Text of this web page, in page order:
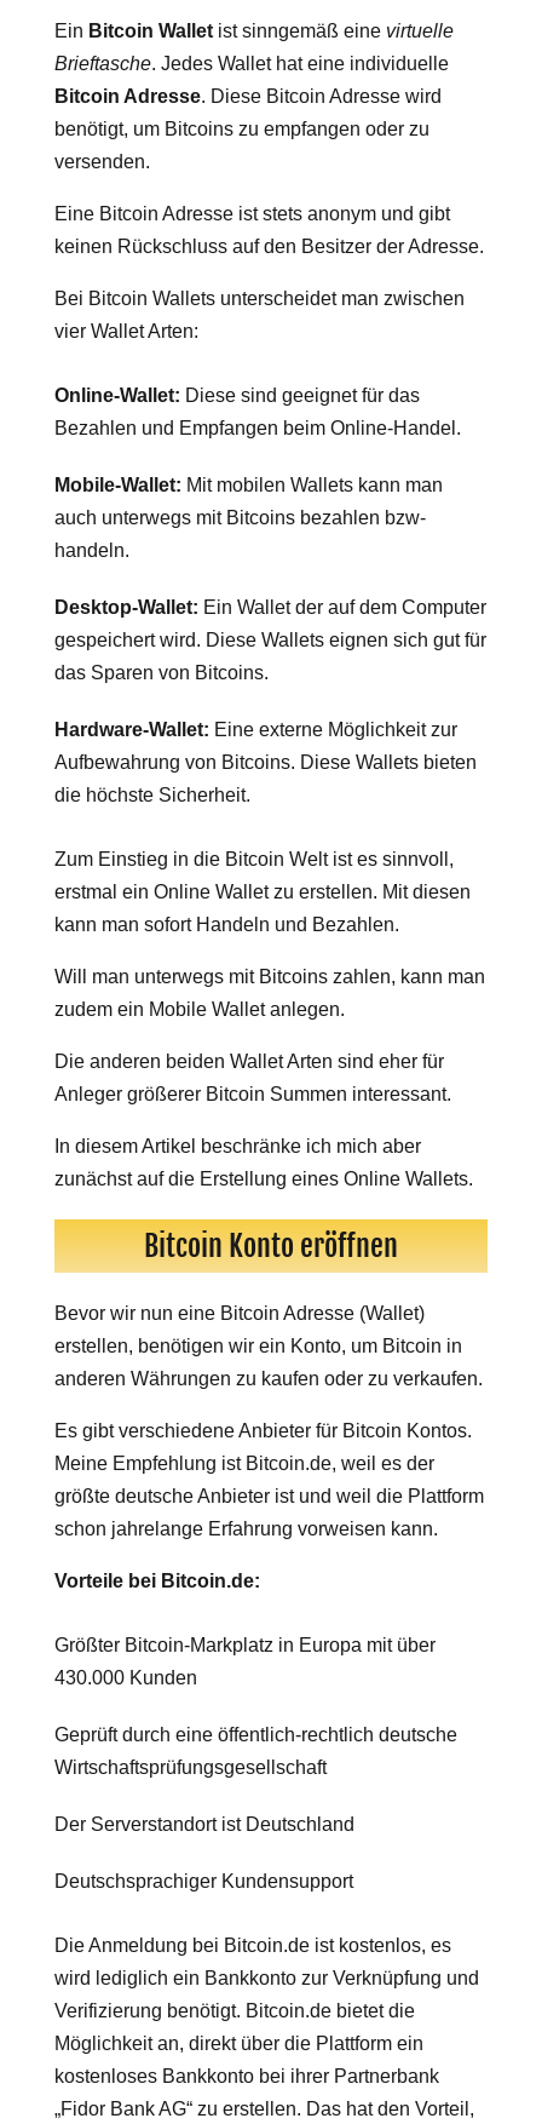
Ein Bitcoin Walletist sinngemäß eine virtuelle
Brieftasche. Jedes Wallet hat eine individuelle
Bitcoin Adresse. Diese Bitcoin Adresse wird
benötigt, um Bitcoins zu empfangen oder zu
versenden.
Eine Bitcoin Adresse ist stets anonym und gibt
keinen Rückschluss auf den Besitzer der Adresse.
Bei Bitcoin Wallets unterscheidet man zwischen
vier Wallet Arten:
Online-Wallet: Diese sind geeignet für das
Bezahlen und Empfangen beim Online-Handel.
Mobile-Wallet: Mit mobilen Wallets kann man
auch unterwegs mit Bitcoins bezahlen bzw-
handeln.
Desktop-Wallet: Ein Wallet der auf dem Computer
gespeichert wird. Diese Wallets eignen sich gut für
das Sparen von Bitcoins.
Hardware-Wallet: Eine externe Möglichkeit zur
Aufbewahrung von Bitcoins. Diese Wallets bieten
die höchste Sicherheit.
Zum Einstieg in die Bitcoin Welt ist es sinnvoll,
erstmal ein Online Wallet zu erstellen. Mit diesen
kann man sofort Handeln und Bezahlen.
Will man unterwegs mit Bitcoins zahlen, kann man
zudem ein Mobile Wallet anlegen.
Die anderen beiden Wallet Arten sind eher für
Anleger größerer Bitcoin Summen interessant.
In diesem Artikel beschränke ich mich aber
zunächst auf die Erstellung eines Online Wallets.
Bitcoin Konto eröffnen
Bevor wir nun eine Bitcoin Adresse (Wallet)
erstellen, benötigen wir ein Konto, um Bitcoin in
anderen Währungen zu kaufen oder zu verkaufen.
Es gibt verschiedene Anbieter für Bitcoin Kontos.
Meine Empfehlung ist Bitcoin.de, weil es der
größte deutsche Anbieter ist und weil die Plattform
schon jahrelange Erfahrung vorweisen kann.
Vorteile bei Bitcoin.de:
Größter Bitcoin-Markplatz in Europa mit über
430.000 Kunden
Geprüft durch eine öffentlich-rechtlich deutsche
Wirtschaftsprüfungsgesellschaft
Der Serverstandort ist Deutschland
Deutschsprachiger Kundensupport
Die Anmeldung bei Bitcoin.de ist kostenlos, es
wird lediglich ein Bankkonto zur Verknüpfung und
Verifizierung benötigt. Bitcoin.de bietet die
Möglichkeit an, direkt über die Plattform ein
kostenloses Bankkonto bei ihrer Partnerbank
„Fidor Bank AG“ zu erstellen. Das hat den Vorteil,